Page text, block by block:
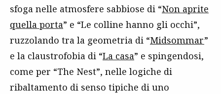
sfoga nelle atmosfere sabbiose di “Non aprite
quella porta” e “Le colline hanno gli occhi”,
ruzzolando tra la geometria di “Midsommar”
e la claustrofobia di “La casa” e spingendosi,
come per “The Nest”, nelle logiche di
ribaltamento di senso tipiche di uno